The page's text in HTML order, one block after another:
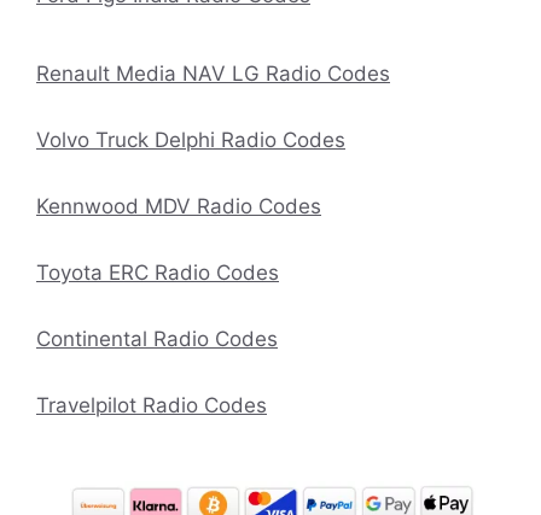
Renault Media NAV LG Radio Codes
Volvo Truck Delphi Radio Codes
Kennwood MDV Radio Codes
Toyota ERC Radio Codes
Continental Radio Codes
Travelpilot Radio Codes